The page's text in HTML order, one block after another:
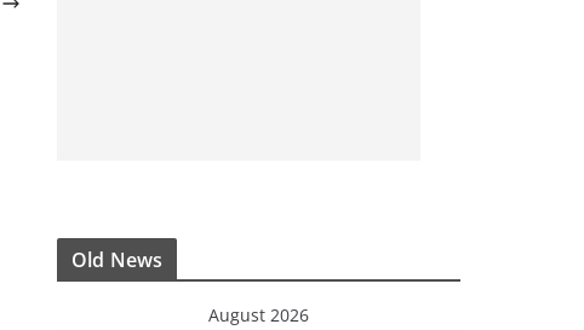
Old News
August 2026